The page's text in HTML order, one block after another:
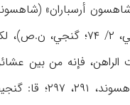
ماکانت هذه العشائر تمضي فصل الشتاء
بدیعي، ۲/ ۸۱، ۱۵۵؛ قا: بیگدلي، ۲۳۱-۲۳۷).